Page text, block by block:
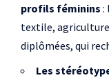
profils féminins :
textile,
diplômées, qui
Les